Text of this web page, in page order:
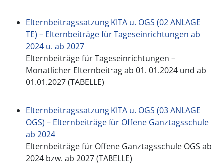
Elternbeitragssatzung KITA u. OGS (02 ANLAGE
TE) – Elternbeiträge für Tageseinrichtungen ab
2024 u. ab 2027
Elternbeiträge für Tageseinrichtungen –
Monatlicher Elternbeitrag ab 01. 01.2024 und ab
01.01.2027 (TABELLE)
Elternbeitragssatzung KITA u. OGS (03 ANLAGE
OGS) – Elternbeiträge für Offene Ganztagsschule
ab 2024
Elternbeiträge für Offene Ganztagsschule OGS ab
2024 bzw. ab 2027 (TABELLE)